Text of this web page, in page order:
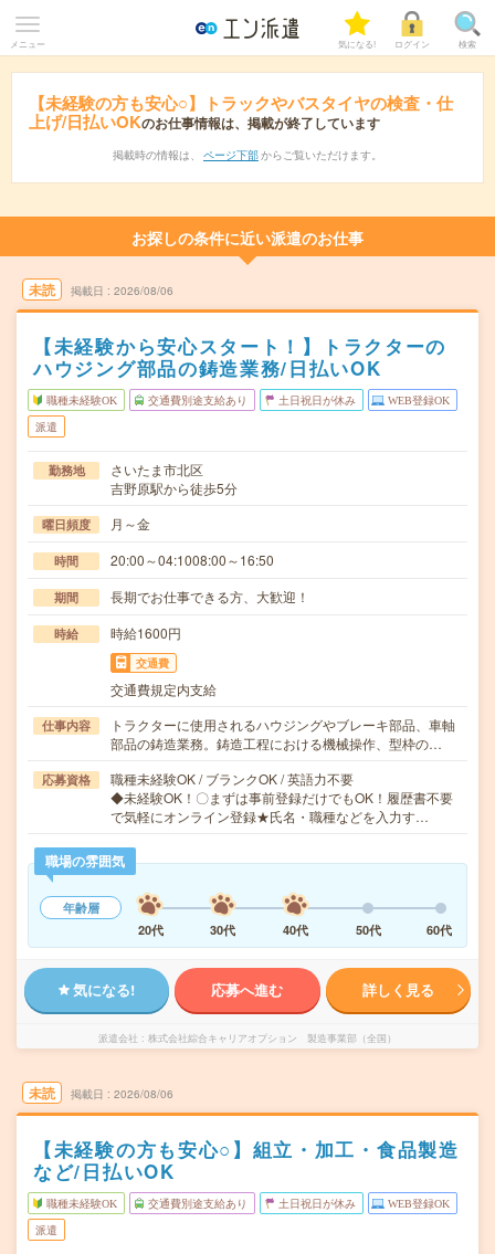
メニュー 気になる! ログイン 検索
【未経験の方も安心○】トラックやバスタイヤの検査・仕
上げ/日払いOKのお仕事情報は、掲載が終了しています
掲載時の情報は、 ページ下部 からご覧いただけます。
お探しの条件に近い派遣のお仕事
未読 掲載日 2026/08/06
【未経験から安心スタート！】トラクターの
ハウジング部品の鋳造業務/日払いOK
職種未経験OK 交通費別途支給あり 土日祝日が休み WEB登録OK
派遣
勤務地
さいたま市北区
吉野原駅から徒歩5分
曜日頻度 月～金
時間 20:00～04:1008:00～16:50
期間 長期でお仕事できる方、大歓迎！
時給 時給1600円
交通費
交通費規定内支給
仕事内容
トラクターに使用されるハウジングやブレーキ部品、車軸
部品の鋳造業務。鋳造工程における機械操作、型枠の…
応募資格
職種未経験OK / ブランクOK / 英語力不要
◆未経験OK！〇まずは事前登録だけでもOK！履歴書不要
で気軽にオンライン登録★氏名・職種などを入力す…
職場の雰囲気
年齢層
20代
30代 40代 50代 60代
気になる! 応募へ進む 詳しく見る
派遣会社 株式会社綜合キャリアオプション 製造事業部（全国）
未読 掲載日 2026/08/06
【未経験の方も安心○】組立・加工・食品製造
など/日払いOK
職種未経験OK 交通費別途支給あり 土日祝日が休み WEB登録OK
派遣